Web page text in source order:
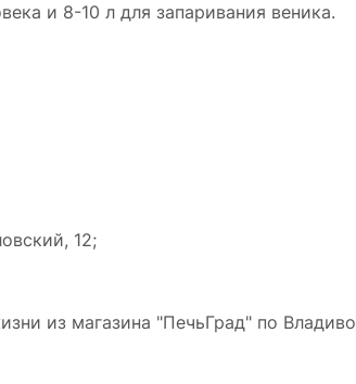
и 8-10 л для запаривания веника.
12;
из магазина "ПечьГрад" по